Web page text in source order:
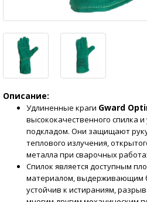
Описание:
Удлиненные краги Gward
высококачественного спилка
подкладом. Они защищают
теплового излучения,
металла при сварочных
Спилок является доступным
материалом, выдерживающим
устойчив к истираниям,